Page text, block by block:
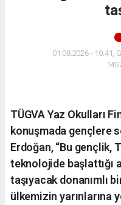
01.08.2026 - 10:41,
TÜGVA Yaz Okulları
konuşmada gençlere
Erdoğan, “Bu gençlik,
teknolojide başlattığı
taşıyacak donanımlı
ülkemizin yarınlarına